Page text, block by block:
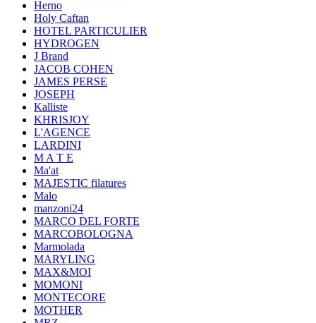
Herno
Holy Caftan
HOTEL PARTICULIER
HYDROGEN
J Brand
JACOB COHEN
JAMES PERSE
JOSEPH
Kalliste
KHRISJOY
L'AGENCE
LARDINI
M A T E
Ma'at
MAJESTIC filatures
Malo
manzoni24
MARCO DEL FORTE
MARCOBOLOGNA
Marmolada
MARYLING
MAX&MOI
MOMONI
MONTECORE
MOTHER